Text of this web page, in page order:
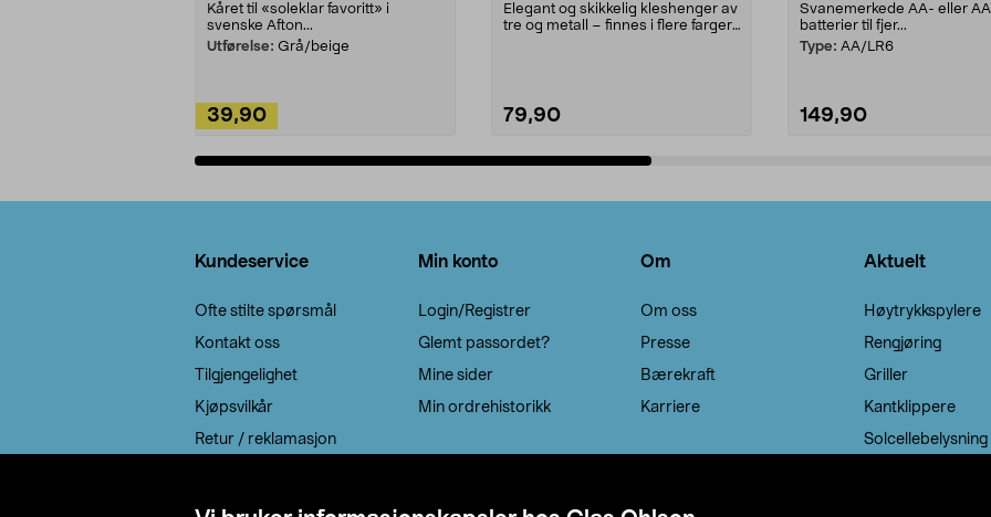
Kåret til «soleklar favoritt» i
svenske Afton...
Utførelse: Grå/beige
39,90
Elegant og skikkelig kleshenger av
tre og metall – finnes i flere farger.
79,90
Svanemerkede AA- eller
batterier til fjer...
Type: AA/LR6
149,90
Kundeservice
Ofte stilte spørsmål
Kontakt oss
Tilgjengelighet
Kjøpsvilkår
Retur / reklamasjon
Min konto
Login/Registrer
Glemt passordet?
Mine sider
Min ordrehistorikk
Om
Om oss
Presse
Bærekraft
Karriere
Aktuelt
Høytrykkspylere
Rengjøring
Griller
Kantklippere
Solcellebelysning